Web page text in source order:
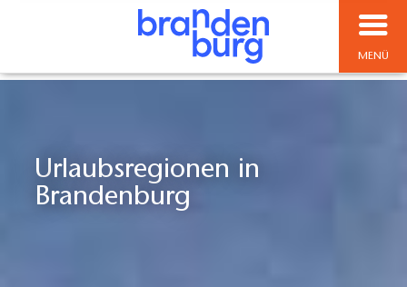
MENÜ
Urlaubsregionen in
Brandenburg